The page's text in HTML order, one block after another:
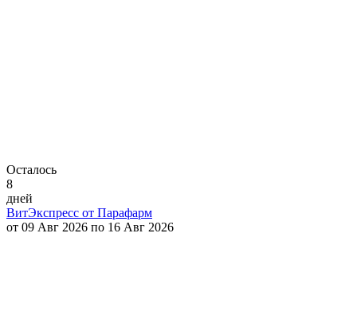
Осталось
8
дней
ВитЭкспресс от Парафарм
от 09 Авг 2026 по 16 Авг 2026